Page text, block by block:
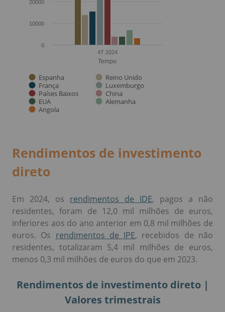
Rendimentos de investimento
direto
Em 2024, os rendimentos de IDE, pagos a não
residentes, foram de 12,0 mil milhões de euros,
inferiores aos do ano anterior em 0,8 mil milhões de
euros. Os rendimentos de IPE, recebidos de não
residentes, totalizaram 5,4 mil milhões de euros,
menos 0,3 mil milhões de euros do que em 2023.
Rendimentos de investimento direto |
Valores trimestrais